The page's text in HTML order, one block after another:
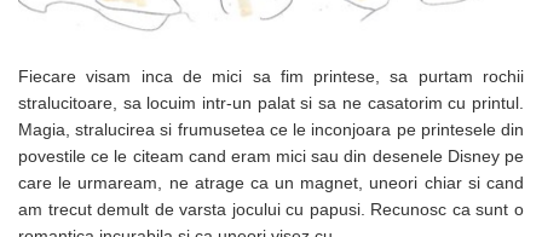
Fiecare visam inca de mici sa fim printese, sa purtam rochii
stralucitoare, sa locuim intr-un palat si sa ne casatorim cu printul.
Magia, stralucirea si frumusetea ce le inconjoara pe printesele din
povestile ce le citeam cand eram mici sau din desenele Disney pe
care le urmaream, ne atrage ca un magnet, uneori chiar si cand
am trecut demult de varsta jocului cu papusi. Recunosc ca sunt o